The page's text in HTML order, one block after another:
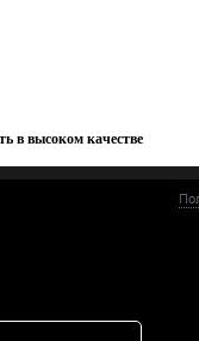
в высоком качестве